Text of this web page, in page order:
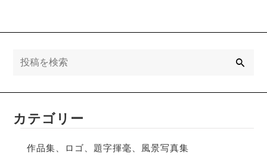
カテゴリー
作品集、ロゴ、題字揮毫、風景写真集